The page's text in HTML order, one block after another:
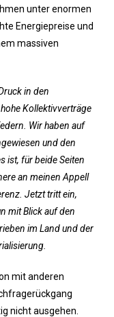
unter enormen
Energiepreise und
massiven
in den
Kollektivverträge
Wir haben auf
und den
ist, für beide Seiten
an meinen Appell
Jetzt tritt ein,
mit Blick auf den
im Land und der
mit anderen
nicht ausgehen.